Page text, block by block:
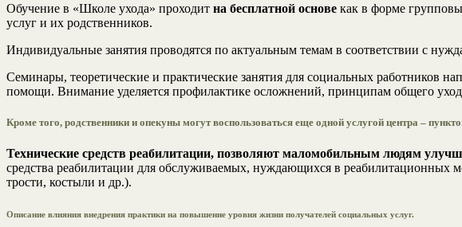
Обучение в «Школе ухода» проходит на бесплатной основе как в форме
услуг и их родственников.
Индивидуальные занятия проводятся по актуальным темам в соответствии с
Семинары, теоретические и практические занятия для социальных работников
помощи. Внимание уделяется профилактике осложнений, принципам общего
Кроме того, родственники и опекуны могут воспользоваться еще одной услугой центра –
Технические средств реабилитации, позволяют маломобильным людям
средства реабилитации для обслуживаемых, нуждающихся в реабилитационных
трости, костыли и др.).
Описание влияния внедрения практики на повышение уровня жизни получателей социальных услуг.